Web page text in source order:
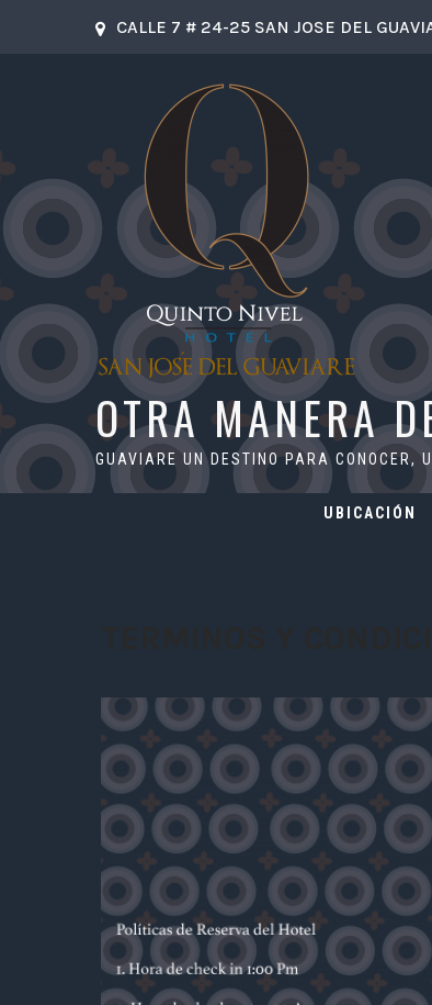
CALLE 7 # 24-25 SAN JOSE DEL
OTRA MANERA
GUAVIARE UN DESTINO PARA CONOCER,
UBICACIÓN